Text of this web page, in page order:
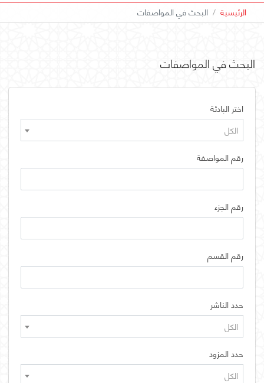
الرئيسية البحث في المواصفات
البحث في المواصفات
اختر البادئة
الكل
رقم المواصفة
رقم الجزء
رقم القسم
حدد الناشر
الكل
حدد المزود
الكل